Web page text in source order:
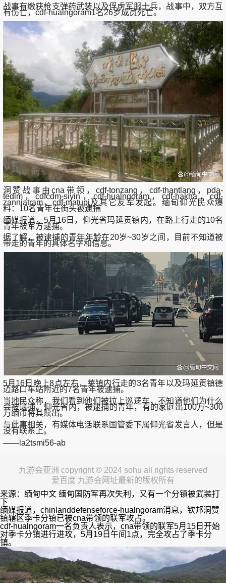
战事有缴获枪支弹药武装以及俘虏军服士兵，战事中，双方互
有伤亡，cdf-hualngoram1名26岁成员死亡。
洞赞战事由cna带领，cdf-tonzang，cdf-thantlang，pda-
tedim，cdfcdm-siyin，cdf-hualngoram，cdf-hakha，cdf-
zanniatram，cdf-matupi及其它友军发起。缅甸仰光民众爆
料：10名青年在街头被逮捕
缅媒报道，5月16日，仰光省玛延贡镇内，在路上行走的10名
青年被军方逮捕。
据了解，被逮捕的青年年龄在20岁~30岁之间，目前不知道被
带走的青年的具体名字和信息。
5月16日晚上8点左右，莱镇内行走的3名青年以及玛延贡镇德
迈路口车站附近的7名青年被逮捕。
当地民众称，我们看到他们被拉上巡逻车，不知道他们为什么
会被逮捕。仰光省内，被逮捕的青年，有的家庭出100万~300
万缅币将其赎出。
与此事相关，有媒体电话联系国管委下属仰光省发言人，但是
没有联系上。
——la2tsmi56-ab
九游会亚洲 copyright © 2024 sohu all rights reserved
爱百度 九游会网址最新的版权所有
来源：缅甸中文 缅甸国防军再次失利，又有一个分镇被武装打
下
缅媒报道，chinlanddefenseforce-hualngoram消息，钦邦洞赞
镇辖区季卡分镇已被cna带领的联军攻占。
cdf-hualngoram一名负责人表示，cna带领的联军5月15日开始
对季卡分镇进行进攻，5月19日午间1点，完全攻占了季卡分
镇。